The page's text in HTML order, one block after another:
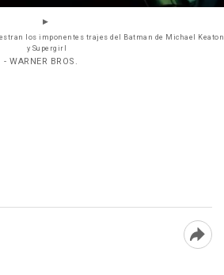
los imponentes trajes del Batman de Michael Keaton
y Supergirl
- WARNER BROS.